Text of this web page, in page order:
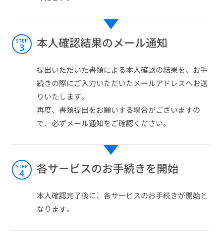
STEP
3 本人確認結果のメール通知
提出いただいた書類による本人確認の結果を、お手
続きの際にご入力いただいたメールアドレスへお送
りいたします。
再度、書類提出をお願いする場合がございますの
で、必ずメール通知をご確認ください。
STEP
4 各サービスのお手続きを開始
本人確認完了後に、各サービスのお手続きが開始と
なります。